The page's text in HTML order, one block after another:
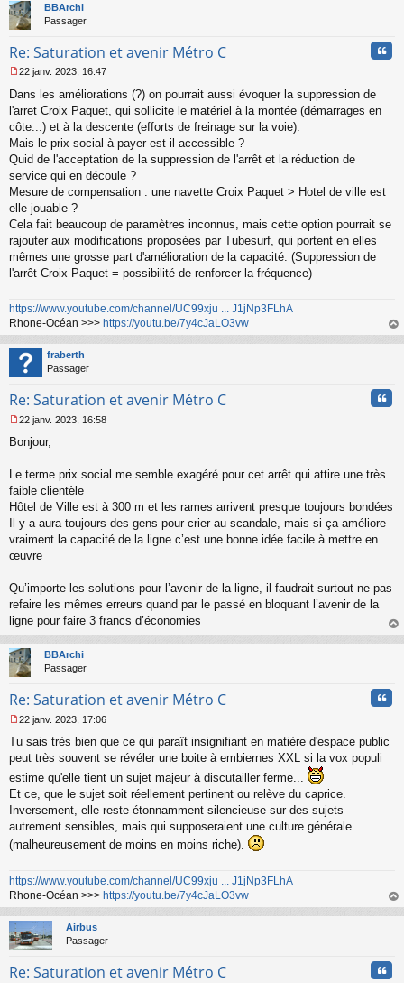
BBArchi
Passager
Re: Saturation et avenir Métro C
e
s
s
g
e
n
o
n
u
22 janv. 2023, 16:47
Dans les améliorations (?) on pourrait aussi évoquer la suppression de
l'arret Croix Paquet, qui sollicite le matériel à la montée (démarrages en
côte...) et à la descente (efforts de freinage sur la voie).
Mais le prix social à payer est il accessible ?
Quid de l'acceptation de la suppression de l'arrêt et la réduction de
service qui en découle ?
Mesure de compensation : une navette Croix Paquet > Hotel de ville est
elle jouable ?
Cela fait beaucoup de paramètres inconnus, mais cette option pourrait se
rajouter aux modifications proposées par Tubesurf, qui portent en elles
mêmes une grosse part d'amélioration de la capacité. (Suppression de
l'arrêt Croix Paquet = possibilité de renforcer la fréquence)
https://www.youtube.com/channel/UC99xju ... J1jNp3FLhA
Rhone-Océan >>> https://youtu.be/7y4cJaLO3vw
au
fraberth
Passager
Re: Saturation et avenir Métro C
e
s
a
g
e
n
o
n
22 janv. 2023, 16:58
Bonjour,
Le terme prix social me semble exagéré pour cet arrêt qui attire une très
faible clientèle
Hôtel de Ville est à 300 m et les rames arrivent presque toujours bondées
Il y a aura toujours des gens pour crier au scandale, mais si ça améliore
vraiment la capacité de la ligne c’est une bonne idée facile à mettre en
œuvre
Qu’importe les solutions pour l’avenir de la ligne, il faudrait surtout ne pas
refaire les mêmes erreurs quand par le passé en bloquant l’avenir de la
ligne pour faire 3 francs d’économies
au
BBArchi
Passager
Re: Saturation et avenir Métro C
e
s
a
g
e
n
n
u
22 janv. 2023, 17:06
Tu sais très bien que ce qui paraît insignifiant en matière d'espace public
peut très souvent se révéler une boite à embiernes XXL si la vox populi
estime qu'elle tient un sujet majeur à discutailler ferme...
Et ce, que le sujet soit réellement pertinent ou relève du caprice.
Inversement, elle reste étonnamment silencieuse sur des sujets
autrement sensibles, mais qui supposeraient une culture générale
(malheureusement de moins en moins riche).
https://www.youtube.com/channel/UC99xju ... J1jNp3FLhA
Rhone-Océan >>> https://youtu.be/7y4cJaLO3vw
au
Airbus
Passager
Re: Saturation et avenir Métro C